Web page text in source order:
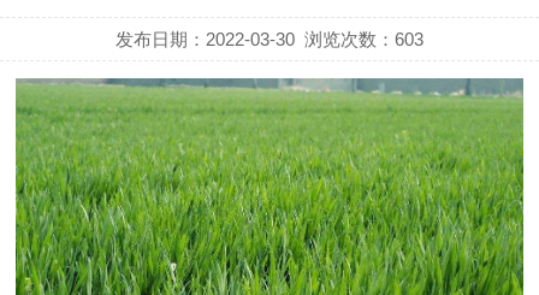
发布日期：2022-03-30 浏览次数：603